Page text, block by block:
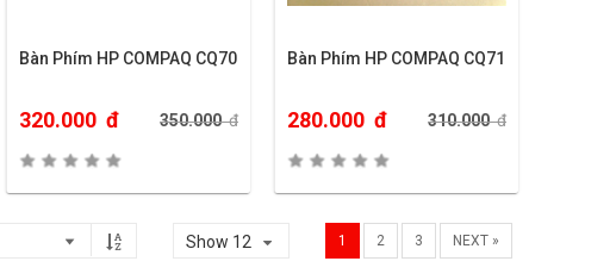
Bàn Phím HP COMPAQ CQ70
320.000 đ 350.000đ
Bàn Phím HP COMPAQ CQ71
280.000 đ 310.000đ
1 2 3 NEXT »
Show 12